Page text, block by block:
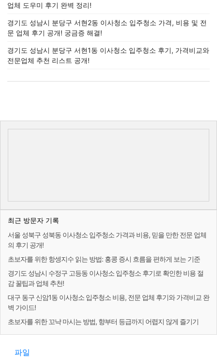
업체 도우미 후기 완벽 정리!
경기도 성남시 분당구 서현2동 이사청소 입주청소 가격, 비용 및 전
문 업체 후기 공개! 궁금증 해결!
경기도 성남시 분당구 서현1동 이사청소 입주청소 후기, 가격비교와
전문업체 추천 리스트 공개!
최근 방문자 기록
서울 성북구 성북동 이사청소 입주청소 가격과 비용, 믿을 만한 전문 업체
의 후기 공개!
초보자를 위한 항셍지수 읽는 방법: 홍콩 증시 흐름을 편하게 보는 기준
경기도 성남시 수정구 고등동 이사청소 입주청소 후기로 확인한 비용 절
감 꿀팁과 업체 추천!
대구 동구 신암1동 이사청소 입주청소 비용, 전문 업체 후기와 가격비교 완
벽 가이드!
초보자를 위한 꼬냑 마시는 방법, 향부터 등급까지 어렵지 않게 즐기기
파일